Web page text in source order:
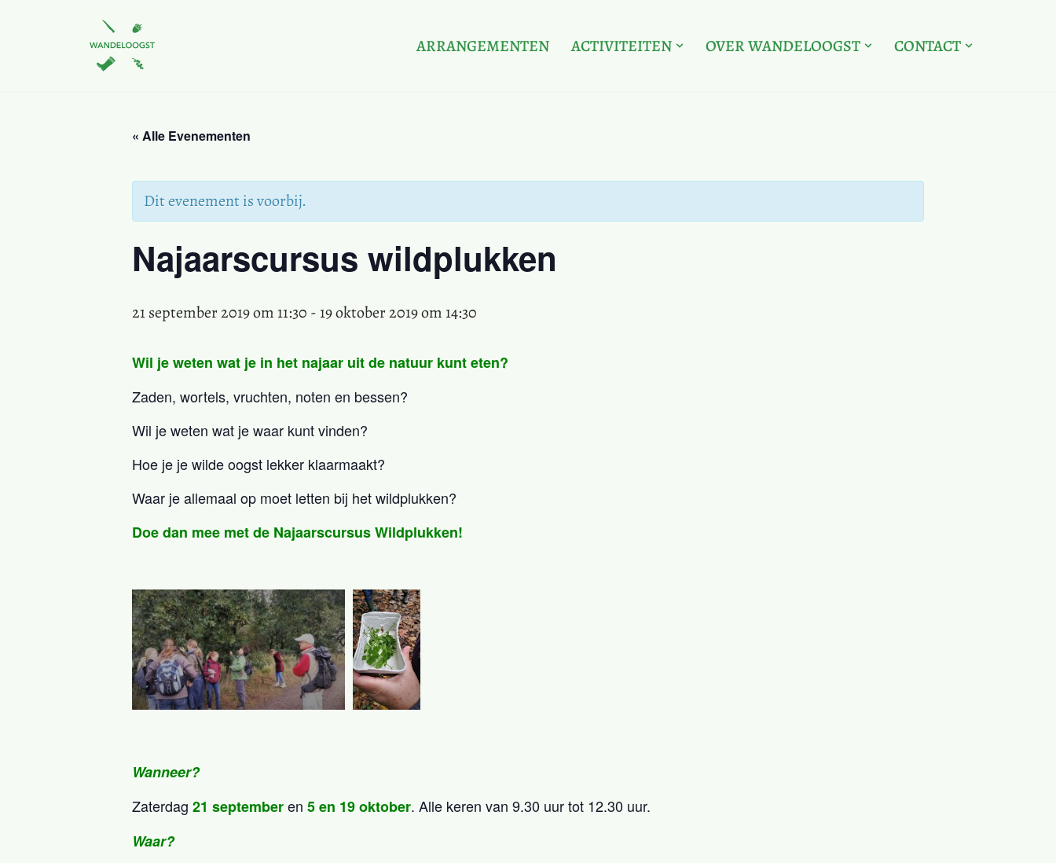
ARRANGEMENTEN ACTIVITEITEN OVER WANDELOOGST CONTACT
« Alle Evenementen
Dit evenement is voorbij.
Najaarscursus wildplukken
21 september 2019 om 11:30 -19 oktober 2019 om 14:30
Wil je weten wat je in het najaar uit de natuur kunt eten?
Zaden, wortels, vruchten, noten en bessen?
Wil je weten wat je waar kunt vinden?
Hoe je je wilde oogst lekker klaarmaakt?
Waar je allemaal op moet letten bij het wildplukken?
Doe dan mee met de Najaarscursus Wildplukken!
Wanneer?
Zaterdag 21 septemberen 5 en 19 oktober. Alle keren van 9.30 uur tot 12.30 uur.
Waar?